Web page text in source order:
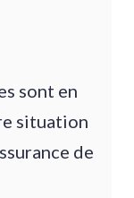
sont en
situation
de